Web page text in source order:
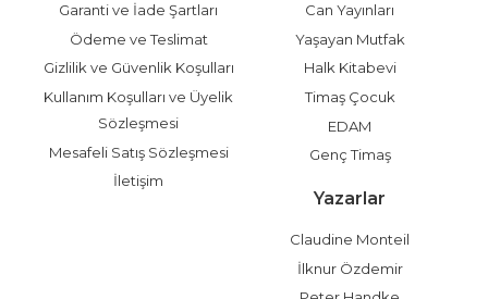
Garanti ve İade Şartları
Ödeme ve Teslimat
Gizlilik ve Güvenlik Koşulları
Kullanım Koşulları ve Üyelik
Sözleşmesi
Mesafeli Satış Sözleşmesi
İletişim
Can Yayınları
Yaşayan Mutfak
Halk Kitabevi
Timaş Çocuk
EDAM
Genç Timaş
Yazarlar
Claudine Monteil
İlknur Özdemir